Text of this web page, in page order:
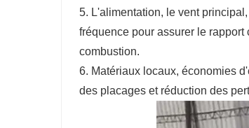
5. L'alimentation, le vent
fréquence pour assurer le
combustion.
6. Matériaux locaux, économies
des placages et réduction des